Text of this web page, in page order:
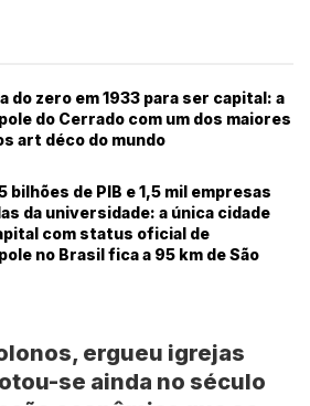
do zero em 1933 para ser capital: a
do Cerrado com um dos maiores
art déco do mundo
bilhões de PIB e 1,5 mil empresas
da universidade: a única cidade
com status oficial de
no Brasil fica a 95 km de São
ergueu igrejas
se ainda no século